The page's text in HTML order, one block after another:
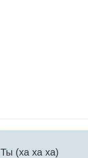
Ты (ха ха ха)